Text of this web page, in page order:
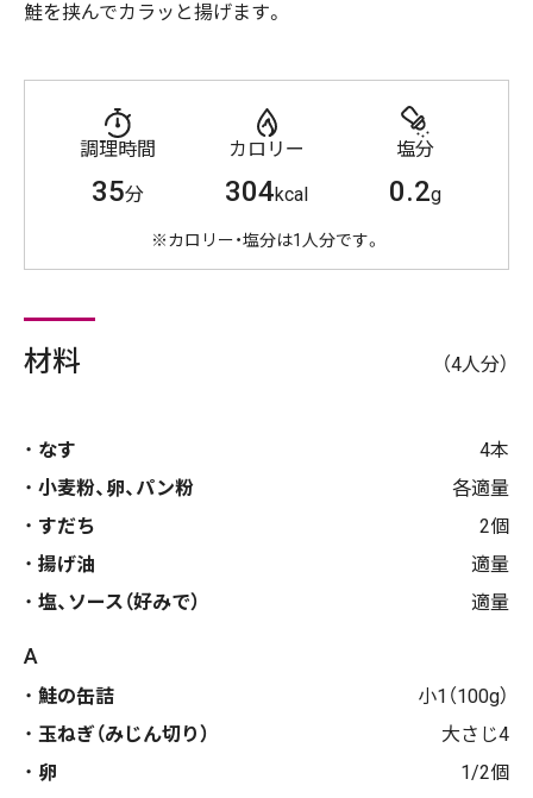
鮭を挟んでカラッと揚げます。
調理時間
35分
カロリー
304kcal
塩分
0.2g
※カロリー・塩分は1人分です。
材料 （4人分）
なす
4本
小麦粉、卵、パン粉
各適量
すだち
2個
揚げ油
適量
塩、ソース（好みで）
適量
A
鮭の缶詰
小1（100g）
玉ねぎ（みじん切り）
大さじ4
卵
1/2個